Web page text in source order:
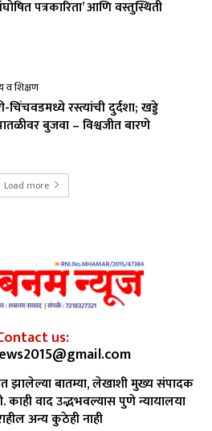
पत्रकारिता’ आणि वस्तुस्थिती
व शिक्षण
चिंचवडमध्ये रस्त्यांची दुर्दशा; खड्डे
बुजवा – विश्वजीत बारणे
Load more
us:
झालेल्या बातम्या, लेखाशी मुख्य संपादक
वाद उद्भभवल्यास पुणे न्यायालया
अन्य कुठेही नाही